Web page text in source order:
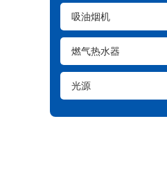
吸油烟机
燃气热水器
光源